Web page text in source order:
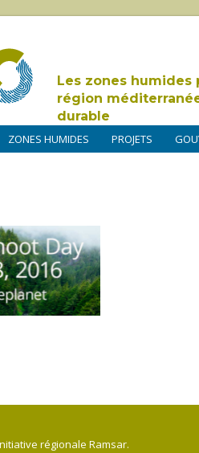
Les zones humides
région
durable
ZONES HUMIDES PROJETS
régionale Ramsar.